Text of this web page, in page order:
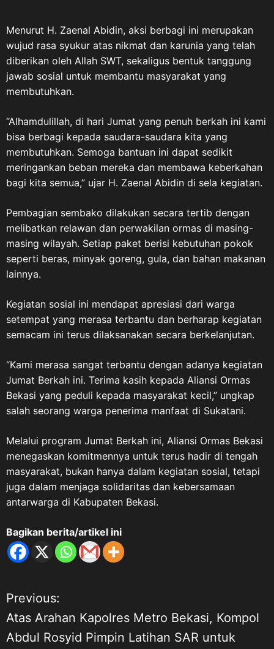
Menurut H. Zaenal Abidin, aksi berbagi ini merupakan
wujud rasa syukur atas nikmat dan karunia yang telah
diberikan oleh Allah SWT, sekaligus bentuk tanggung
jawab sosial untuk membantu masyarakat yang
membutuhkan.
“Alhamdulillah, di hari Jumat yang penuh berkah ini kami
bisa berbagi kepada saudara-saudara kita yang
membutuhkan. Semoga bantuan ini dapat sedikit
meringankan beban mereka dan membawa keberkahan
bagi kita semua,” ujar H. Zaenal Abidin di sela kegiatan.
Pembagian sembako dilakukan secara tertib dengan
melibatkan relawan dan perwakilan ormas di masing-
masing wilayah. Setiap paket berisi kebutuhan pokok
seperti beras, minyak goreng, gula, dan bahan makanan
lainnya.
Kegiatan sosial ini mendapat apresiasi dari warga
setempat yang merasa terbantu dan berharap kegiatan
semacam ini terus dilaksanakan secara berkelanjutan.
“Kami merasa sangat terbantu dengan adanya kegiatan
Jumat Berkah ini. Terima kasih kepada Aliansi Ormas
Bekasi yang peduli kepada masyarakat kecil,” ungkap
salah seorang warga penerima manfaat di Sukatani.
Melalui program Jumat Berkah ini, Aliansi Ormas Bekasi
menegaskan komitmennya untuk terus hadir di tengah
masyarakat, bukan hanya dalam kegiatan sosial, tetapi
juga dalam menjaga solidaritas dan kebersamaan
antarwarga di Kabupaten Bekasi.
Bagikan berita/artikel ini
N
a
Previous:
Atas Arahan Kapolres Metro Bekasi, Kompol
Abdul Rosyid Pimpin Latihan SAR untuk